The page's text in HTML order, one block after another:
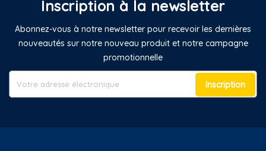
Inscription à la newsletter
Abonnez-vous à notre newsletter pour recevoir les dernières
nouveautés sur notre nouveau produit et notre campagne
promotionnelle
Inscription